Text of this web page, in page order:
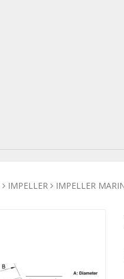
IMPELLER IMPELLER